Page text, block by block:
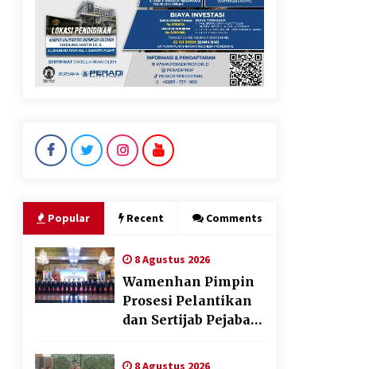
Gebyar Lomba 17 Agustus
RSUD Tigaraksa, Semarakkan
HUT RI dengan Nuansa
Kebersamaan
7 Agustus 2026
Partisipasi Sekolah Terus
Meningkat
Popular Recent Comments
8 Agustus 2026
Wamenhan Pimpin
Prosesi Pelantikan
dan Sertijab Pejabat
8 Agustus 2026